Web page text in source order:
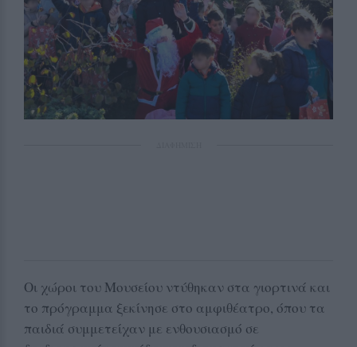
Οι χώροι του Μουσείου ντύθηκαν στα γιορτινά και
το πρόγραμμα ξεκίνησε στο αμφιθέατρο, όπου τα
παιδιά συμμετείχαν με ενθουσιασμό σε